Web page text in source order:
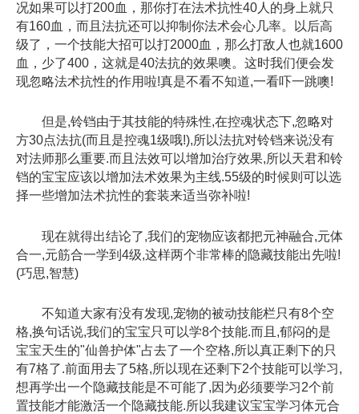
况如果可以打200血，那你打在法术抗性40人的身上就只
有160血，而且法抗还可以抑制你法术会心几率。以后高
级了，一个技能大招可以打2000血，那么打敌人也就1600
血，少了400，这就是40法抗的效果噢。这时我们便会发
现忽略法术抗性的作用啦!真是不看不知道,一看吓一跳噢!
但是,铃铛由于其技能的特殊性,在控魂状态下,忽略对
方30点法抗(而且是控魂1级哦!),所以法抗对铃铛来说没有
对法师那么重要.而且法效可以增加治疗效果,所以天君和铃
铛的宝宝应该以增加法术效果为主线.55级的时候则可以选
择一些增加法术抗性的套装来适当弥补啦!
现在就得出结论了,我们的宠物应该都把元神融合,元体
合一,元筋合一学到4级,这样两个非常棒的隐藏技能出先啦!
(巧思,智慧)
不知道大家有没有发现,宠物的被动技能栏只有8个空
格,换句话说,我们的宝宝只可以学8个技能.而且,郁闷的是
宝宝天生的"仙兽护体"占去了一个空格,所以真正剩下的只
有7格了.前面用去了5格,所以现在还剩下2个技能可以学习,
想再学出一个隐藏技能是不可能了,因为必须要学习2个前
置技能才能激活一个隐藏技能.所以我建议宝宝学习体元合